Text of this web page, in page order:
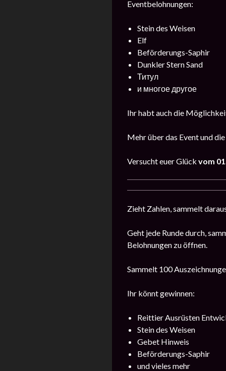
Eventbelohnungen:
Stein des Weisen
Elf
Beförderungs-Saphir
Dunkler Stern Sand
Титул
и многое другое
Ihr habt auch die
Mehr über das Event und
Versucht euer Glück vom
Zieht Zahlen, sammelt
Geht jede Runde durch,
Belohnungen zu öffnen.
Sammelt 100
Ihr könnt gewinnen:
Reittier Ausrüsten
Stein des Weisen
Gebet Hinweis
Beförderungs-Saphir
und vieles mehr